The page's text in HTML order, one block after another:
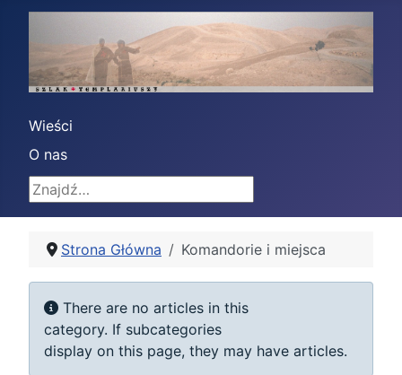
Wieści
O nas
Znajdź
Strona Główna Komandorie i miejsca
Info
There are no articles in this
category. If subcategories
display on this page, they may have articles.